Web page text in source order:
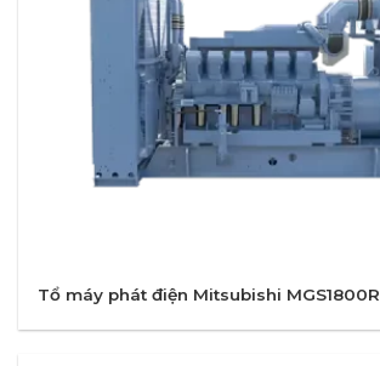
Tổ máy phát điện Mitsubishi MGS1800R